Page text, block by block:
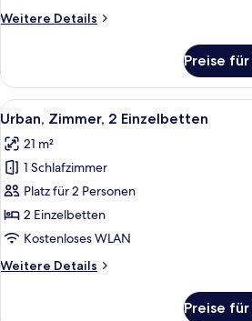
Weitere Details
Weitere
1 King-
Bett
Preise
Alle
Fotos
für
Urban,
Zimmer,
2 Einzelbetten
anzeigen
Ein
10
Urban, Zimmer, 2 Einzelbetten
21 m²
1 Schlafzimmer
Platz für 2 Personen
2 Einzelbetten
Kostenloses WLAN
Weitere Details
Weitere
Preise